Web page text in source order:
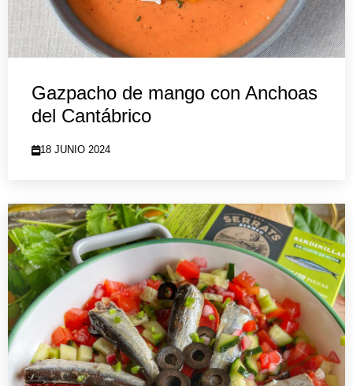
Gazpacho de mango con Anchoas
del Cantábrico
18 JUNIO 2024